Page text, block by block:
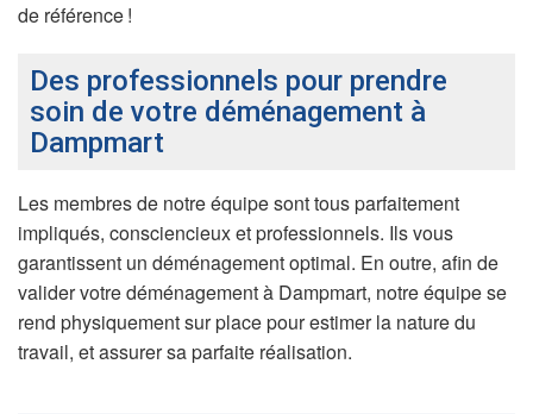
de référence !
Des professionnels pour prendre
soin de votre déménagement à
Dampmart
Les membres de notre équipe sont tous parfaitement
impliqués, consciencieux et professionnels. Ils vous
garantissent un déménagement optimal. En outre, afin de
valider votre déménagement à Dampmart, notre équipe se
rend physiquement sur place pour estimer la nature du
travail, et assurer sa parfaite réalisation.